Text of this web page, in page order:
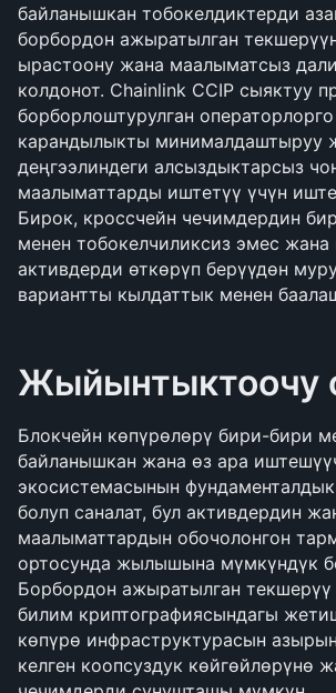
байланышкан тобокелдиктерди
борбордон ажыратылган
ырастоону жана маалыматсыз
колдонот. Chainlink CCIP сыяктуу
борборлоштурулган
карандылыкты минималдаштыруу
деңгээлиндеги алсыздыктарсыз
маалыматтарды иштетүү үчүн
Бирок, кроссчейн чечимдердин
менен тобокелчиликсиз эмес жана
активдерди өткөрүп берүүдөн
вариантты кылдаттык менен
Жыйынтыктоочу
Блокчейн көпүрөлөрү бири-бири
байланышкан жана өз ара
экосистемасынын
болуп саналат, бул активдердин
маалыматтардын обочолонгон
ортосунда жылышына мүмкүндүк
Борбордон ажыратылган
билим криптографиясындагы
көпүрө инфраструктурасын
келген коопсуздук көйгөйлөрүнө